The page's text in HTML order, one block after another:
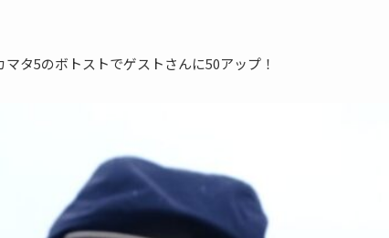
タ5のボトストでゲストさんに50アップ！